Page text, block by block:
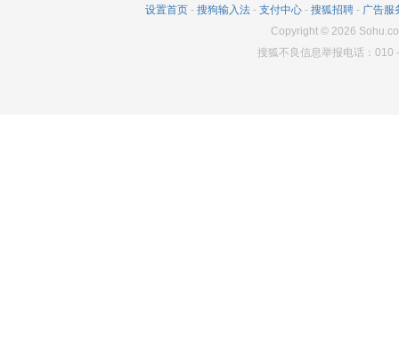
17239
137
设置首页 - 搜狗输入法 - 支付中心 - 搜狐招聘 - 广告服
Copyright© 2026
搜狐不良信息举报电话：010